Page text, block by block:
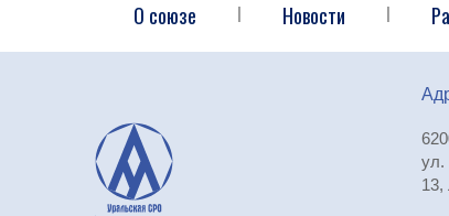
О союзе | Новости |
ул.
13,